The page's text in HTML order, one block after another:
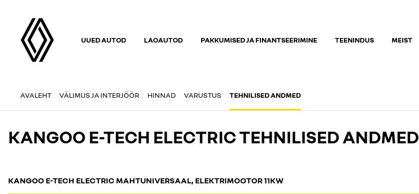
UUED AUTOD LAOAUTOD PAKKUMISED JA FINANTSEERIMINE TEENINDUS MEIST
AVALEHT VÄLIMUS JA INTERJÖÖR HINNAD VARUSTUS TEHNILISED ANDMED
KANGOO E-TECH ELECTRIC TEHNILISED ANDMED
KANGOO E-TECH ELECTRIC MAHTUNIVERSAAL, ELEKTRIMOOTOR 11KW